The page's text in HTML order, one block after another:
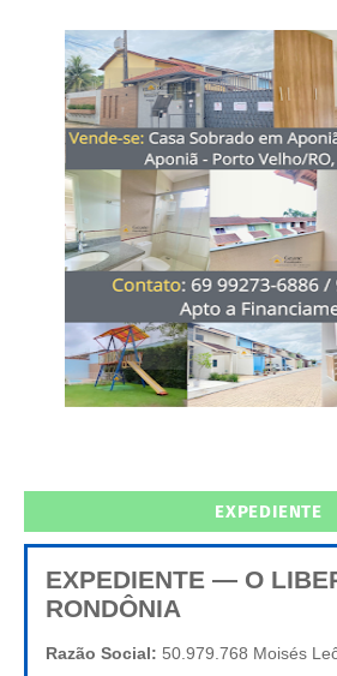
EXPEDIENTE
EXPEDIENTE — O
RONDÔNIA
Razão Social: 50.979.768 Moisés